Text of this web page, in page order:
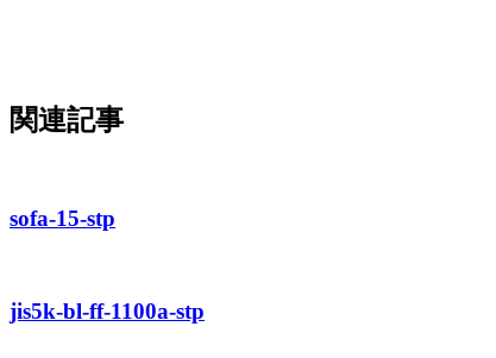
関連記事
sofa-15-stp
jis5k-bl-ff-1100a-stp